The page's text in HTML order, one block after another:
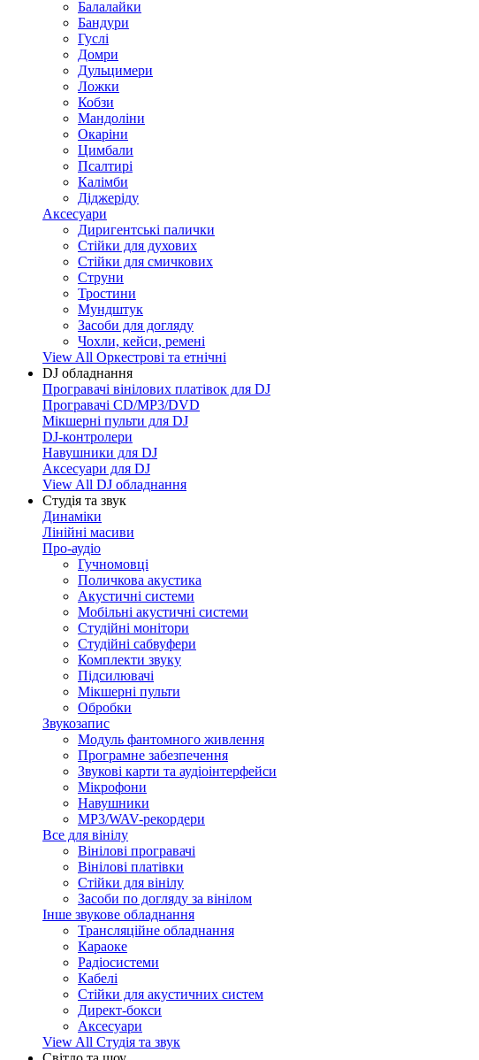
Балалайки
Бандури
Гуслі
Домри
Дульцимери
Ложки
Кобзи
Мандоліни
Окаріни
Цимбали
Псалтирі
Калімби
Діджеріду
Аксесуари
Диригентські палички
Стійки для духових
Стійки для смичкових
Струни
Тростини
Мундштук
Засоби для догляду
Чохли, кейси, ремені
View All Оркестрові та етнічні
DJ обладнання
Програвачі вінілових платівок для DJ
Програвачі CD/MP3/DVD
Мікшерні пульти для DJ
DJ-контролери
Навушники для DJ
Аксесуари для DJ
View All DJ обладнання
Студія та звук
Динаміки
Лінійні масиви
Про-аудіо
Гучномовці
Поличкова акустика
Акустичні системи
Мобільні акустичні системи
Студійні монітори
Студійні сабвуфери
Комплекти звуку
Підсилювачі
Мікшерні пульти
Обробки
Звукозапис
Модуль фантомного живлення
Програмне забезпечення
Звукові карти та аудіоінтерфейси
Мікрофони
Навушники
MP3/WAV-рекордери
Все для вінілу
Вінілові програвачі
Вінілові платівки
Стійки для вінілу
Засоби по догляду за вінілом
Інше звукове обладнання
Трансляційне обладнання
Караоке
Радіосистеми
Кабелі
Стійки для акустичних систем
Директ-бокси
Аксесуари
View All Студія та звук